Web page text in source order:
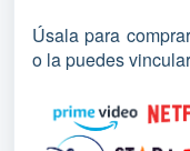
Úsala para
o la puedes